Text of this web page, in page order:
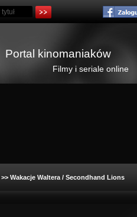
Portal kinomaniaków
Filmy i seriale online
>> Wakacje Waltera / Secondhand Lions